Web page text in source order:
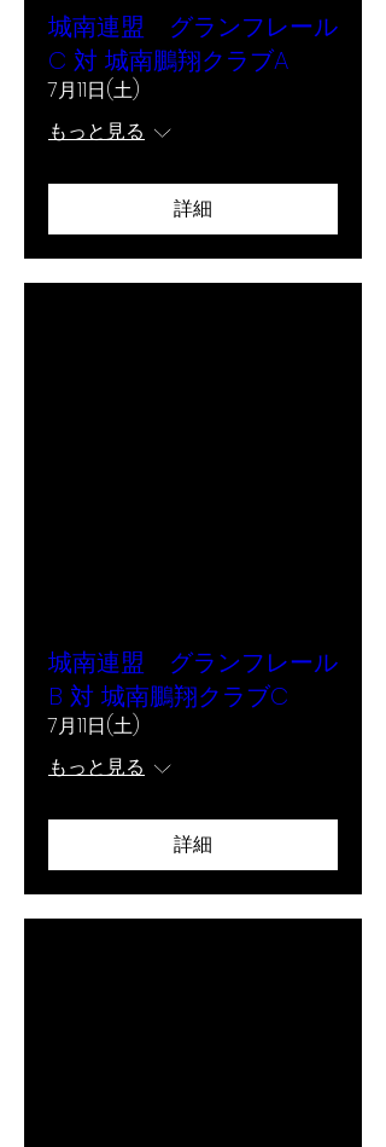
城南連盟 グランフレール
C 対 城南鵬翔クラブA
7月11日(土)
もっと見る
詳細
城南連盟 グランフレール
B 対 城南鵬翔クラブC
7月11日(土)
もっと見る
詳細